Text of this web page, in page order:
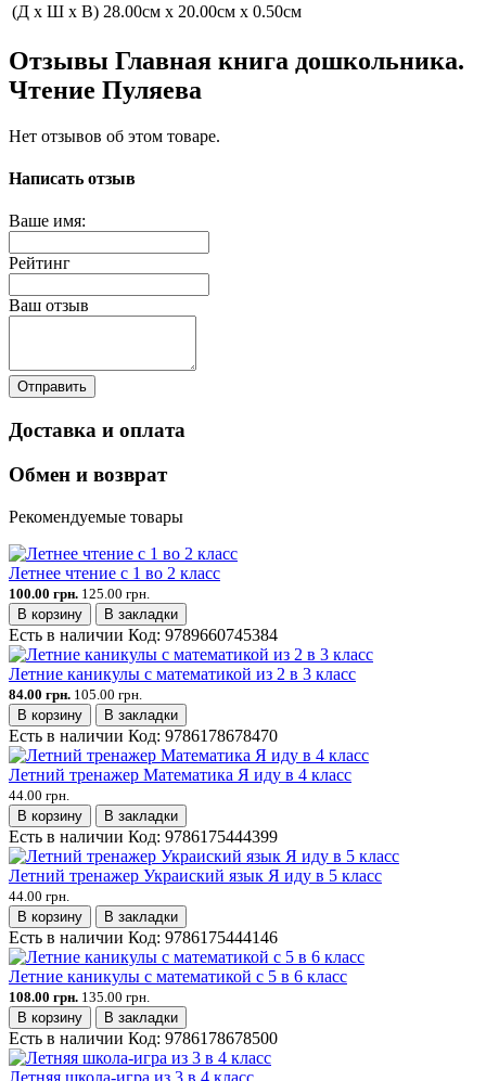
(Д x Ш x В) 28.00см x 20.00см x 0.50см
Отзывы Главная книга дошкольника.
Чтение Пуляева
Нет отзывов об этом товаре.
Написать отзыв
Ваше имя:
Рейтинг
Ваш отзыв
Отправить
Доставка и оплата
Обмен и возврат
Рекомендуемые товары
Летнее чтение с 1 во 2 класс
100.00 грн. 125.00 грн.
В корзину
В закладки
Есть в наличии Код: 9789660745384
Летние каникулы с математикой из 2 в 3 класс
84.00 грн. 105.00 грн.
В корзину
В закладки
Есть в наличии Код: 9786178678470
Летний тренажер Математика Я иду в 4 класс
44.00 грн.
В корзину
В закладки
Есть в наличии Код: 9786175444399
Летний тренажер Украиский язык Я иду в 5 класс
44.00 грн.
В корзину
В закладки
Есть в наличии Код: 9786175444146
Летние каникулы с математикой с 5 в 6 класс
108.00 грн. 135.00 грн.
В корзину
В закладки
Есть в наличии Код: 9786178678500
Летняя школа-игра из 3 в 4 класс